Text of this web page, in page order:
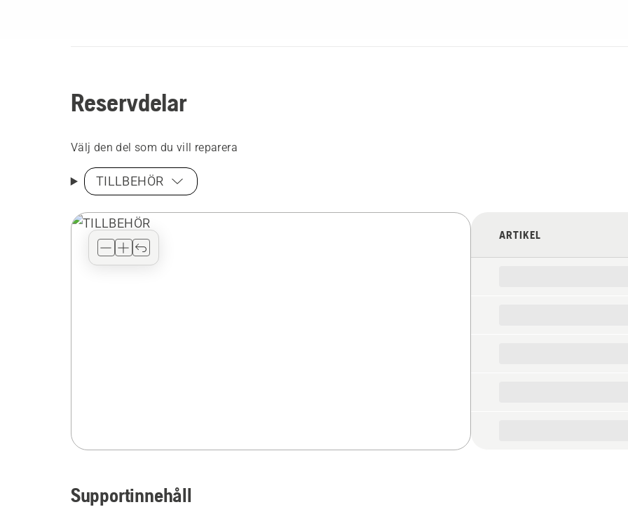
Reservdelar
Välj den del som du vill reparera
TILLBEHÖR
ARTIKEL
Supportinnehåll